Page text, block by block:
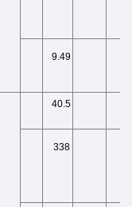
9.49
40.5
338